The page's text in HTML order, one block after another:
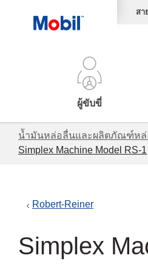
สา
ผู้ขับขี่
น้ำมันหล่อลื่นและผลิตภัณฑ์หล่อ
Simplex Machine Model RS-1
Robert-Reiner
Simplex